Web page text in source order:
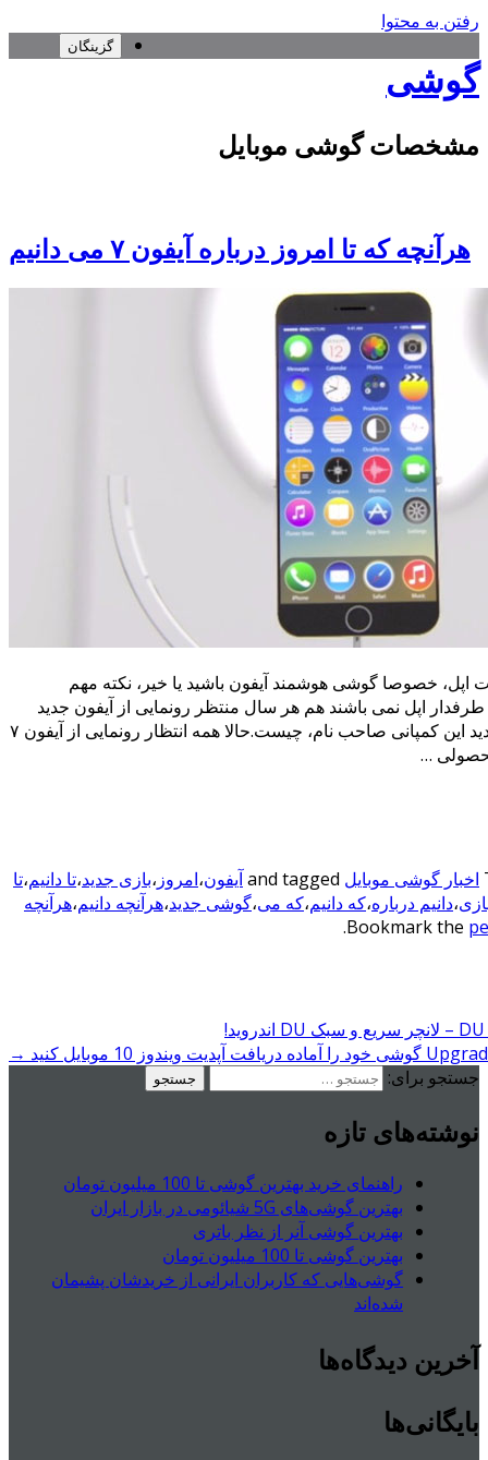
رفتن به محتوا
گوشی
مشخصات گوشی موبایل
گزینگان
هرآنچه که تا امروز درباره آیفون ۷ می دانیم
خصوصا گوشی هوشمند آیفون باشید یا خیر، نکته مهم
اپل نمی باشند هم هر سال منتظر رونمایی از آیفون جدید
هستند تا ببینند دست پخت جدید این کمپانی صاحب نام، چیست.حالا همه انتظار رونمایی از آیفون ۷
اخبار گوشی موبایل آیفون،امروز ،بازی جدید،تا دانیم،تا
،دانیم درباره،که دانیم،که می،گوشی جدید،هرآنچه دانیم،هرآنچه
.
→
جستجو برای:
نوشته‌های تازه
راهنمای خرید بهترین گوشی تا 100 میلیون تومان
بهترین گوشی‌های 5G شیائومی در بازار ایران
بهترین گوشی آنر از نظر باتری
بهترین گوشی تا 100 میلیون تومان
گوشی‌هایی که کاربران ایرانی از خریدشان پشیمان
شده‌اند
آخرین دیدگاه‌ها
بایگانی‌ها